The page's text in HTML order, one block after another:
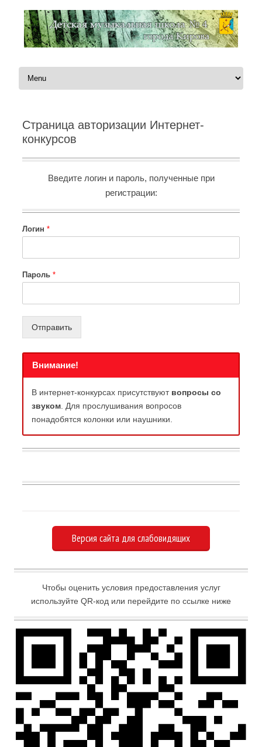
Перейти к содержимому
Страница авторизации Интернет-
конкурсов
Введите логин и пароль, полученные при
регистрации:
Логин *
Пароль *
Отправить
Внимание!
В интернет-конкурсах присутствуют вопросы со
звуком . Для прослушивания вопросов
понадобятся колонки или наушники.
Версия сайта для слабовидящих
Чтобы оценить условия предоставления услуг
используйте QR-код или перейдите по ссылке ниже